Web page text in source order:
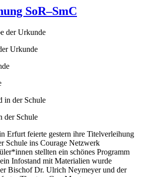
SoR–SmC
Urkunde
der Schule
Erfurt feierte gestern ihre Titelverleihung
Schule ins Courage Netzwerk
stellten ein schönes Programm
Infostand mit Materialien wurde
Bischof Dr. Ulrich Neymeyer und der